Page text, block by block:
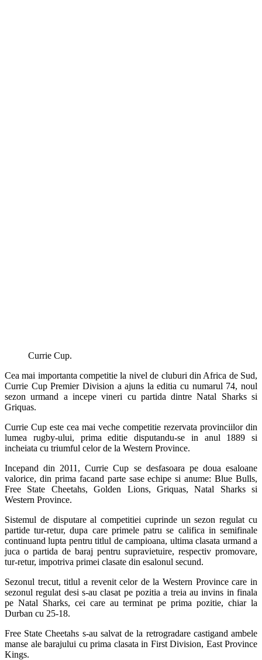
Currie Cup.
Cea mai importanta competitie la nivel de cluburi din Africa de Sud,
Currie Cup Premier Division a ajuns la editia cu numarul 74, noul
sezon urmand a incepe vineri cu partida dintre Natal Sharks si
Griquas.
Currie Cup este cea mai veche competitie rezervata provinciilor din
lumea rugby-ului, prima editie disputandu-se in anul 1889 si
incheiata cu triumful celor de la Western Province.
Incepand din 2011, Currie Cup se desfasoara pe doua esaloane
valorice, din prima facand parte sase echipe si anume: Blue Bulls,
Free State Cheetahs, Golden Lions, Griquas, Natal Sharks si
Western Province.
Sistemul de disputare al competitiei cuprinde un sezon regulat cu
partide tur-retur, dupa care primele patru se califica in semifinale
continuand lupta pentru titlul de campioana, ultima clasata urmand a
juca o partida de baraj pentru supravietuire, respectiv promovare,
tur-retur, impotriva primei clasate din esalonul secund.
Sezonul trecut, titlul a revenit celor de la Western Province care in
sezonul regulat desi s-au clasat pe pozitia a treia au invins in finala
pe Natal Sharks, cei care au terminat pe prima pozitie, chiar la
Durban cu 25-18.
Free State Cheetahs s-au salvat de la retrogradare castigand ambele
manse ale barajului cu prima clasata in First Division, East Province
Kings.